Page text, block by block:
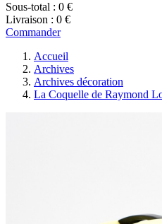
Sous-total : 0 €
Livraison : 0 €
Commander
Accueil
Archives
Archives décoration
La Coquelle de Raymond